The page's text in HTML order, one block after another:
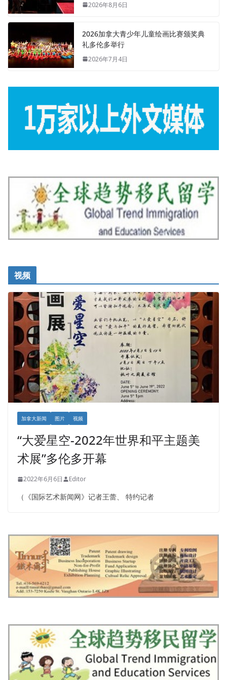
2026年8月6日
2026加拿大青少年儿童绘画比赛颁奖典
礼多伦多举行
2026年7月4日
视频
加拿大新闻 图片 视频
“大爱星空-2022年世界和平主题美
术展”多伦多开幕
2022年6月6日 Editor
（《国际艺术新闻网》记者王蕾、 特约记者